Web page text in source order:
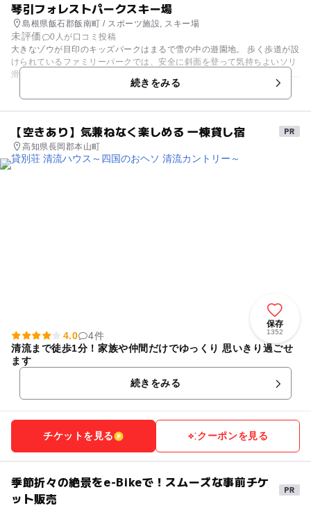
琴引フォレストパークスキー場
島根県飯石郡飯南町 / スポーツ施設, スキー場
未評価
0人が口コミ投稿
大きなゾウが目印のキッズパークはまるで雪の中の遊園地。 歩く歩道が設
けられているファミリーパークでは、安全に斜面を登って気持ちよいソリ
滑り・雪遊びが楽しめます。 子供向けのイベントも多く開催されていて、
スキー以外にも楽しめるコンテンツがいっぱい！！ 雪遊び初体験・スキー
初体験、そんなときには琴引フォレストパークにきてみてはいかが？ 【ス
続きをみる
【空きあり】気兼ねなく楽しめる 一棟貸し宿
高知県長岡郡本山町
保存
1352
4.0
4件
清流まで徒歩1分！家族や仲間だけでゆっくり 思いきり過ごせ
ます
続きをみる
チケットを見る クーポンを見る
季節折々の絶景をe-Bikeで！スムーズな事前チケ
ット販売